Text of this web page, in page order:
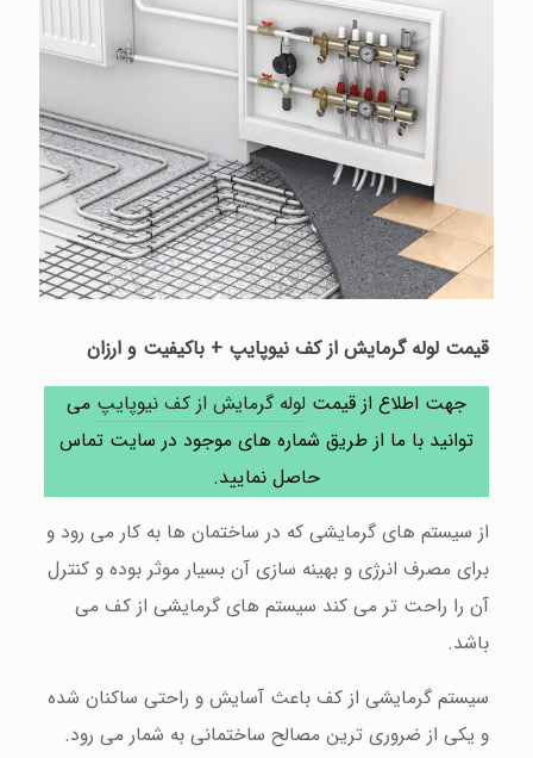
قیمت لوله گرمایش از کف نیوپایپ + باکیفیت و ارزان
جهت اطلاع از قیمت لوله گرمایش از کف نیوپایپ می
توانید با ما از طریق شماره های موجود در سایت تماس
حاصل نمایید.
از سیستم های گرمایشی که در ساختمان ها به کار می رود و
برای مصرف انرژی و بهینه سازی آن بسیار موثر بوده و کنترل
آن را راحت تر می کند سیستم های گرمایشی از کف می
باشد.
سیستم گرمایشی از کف باعث آسایش و راحتی ساکنان شده
و یکی از ضروری ترین مصالح ساختمانی به شمار می رود.